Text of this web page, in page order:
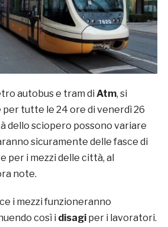
autobus e tram di Atm, si
tutte le 24 ore di venerdì 26
dello sciopero possono variare
sicuramente delle fasce di
per i mezzi delle città, al
note.
i mezzi funzioneranno
così i disagiper i lavoratori.